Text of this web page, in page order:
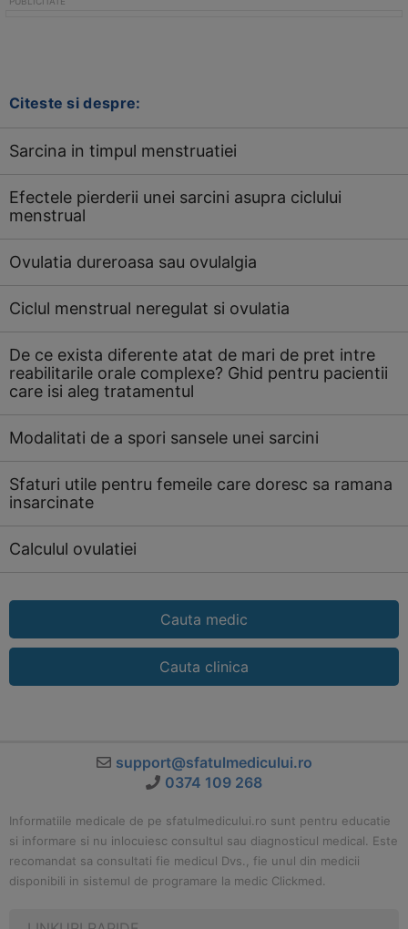
Citeste si despre:
Sarcina in timpul menstruatiei
Efectele pierderii unei sarcini asupra ciclului
menstrual
Ovulatia dureroasa sau ovulalgia
Ciclul menstrual neregulat si ovulatia
De ce exista diferente atat de mari de pret intre
reabilitarile orale complexe? Ghid pentru pacientii
care isi aleg tratamentul
Modalitati de a spori sansele unei sarcini
Sfaturi utile pentru femeile care doresc sa ramana
insarcinate
Calculul ovulatiei
Cauta medic
Cauta clinica
support@sfatulmedicului.ro
0374 109 268
Informatiile medicale de pe sfatulmedicului.ro sunt pentru educatie
si informare si nu inlocuiesc consultul sau diagnosticul medical. Este
recomandat sa consultati fie medicul Dvs., fie unul din medicii
disponibili in sistemul de programare la medic Clickmed.